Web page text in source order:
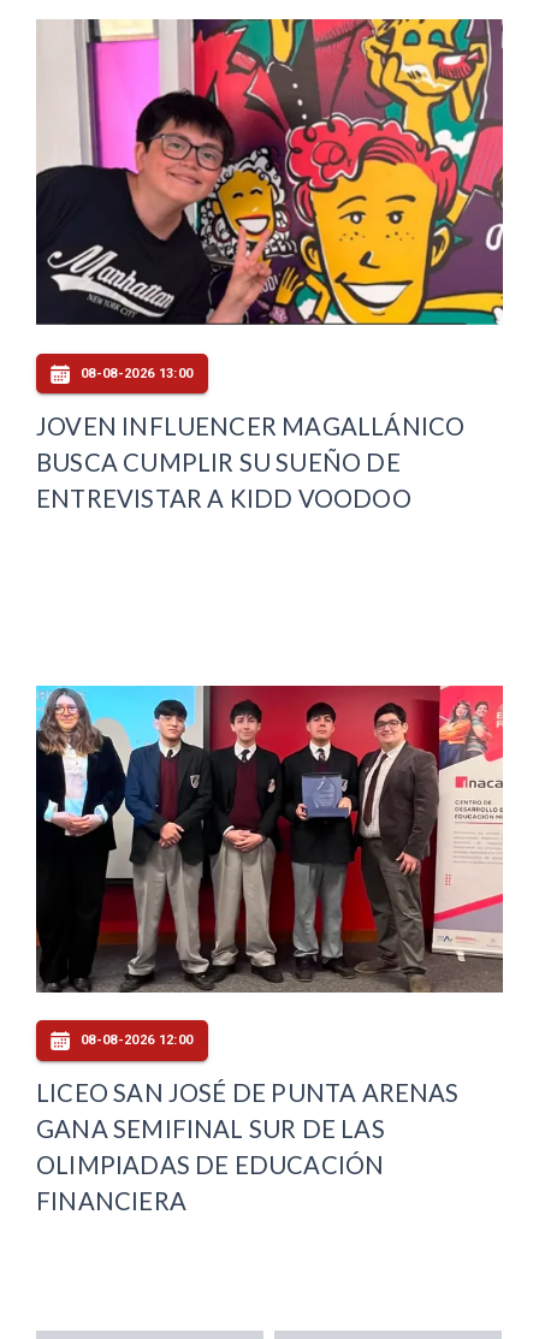
08-08-2026 13:00
JOVEN INFLUENCER MAGALLÁNICO
BUSCA CUMPLIR SU SUEÑO DE
ENTREVISTAR A KIDD VOODOO
08-08-2026 12:00
LICEO SAN JOSÉ DE PUNTA ARENAS
GANA SEMIFINAL SUR DE LAS
OLIMPIADAS DE EDUCACIÓN
FINANCIERA